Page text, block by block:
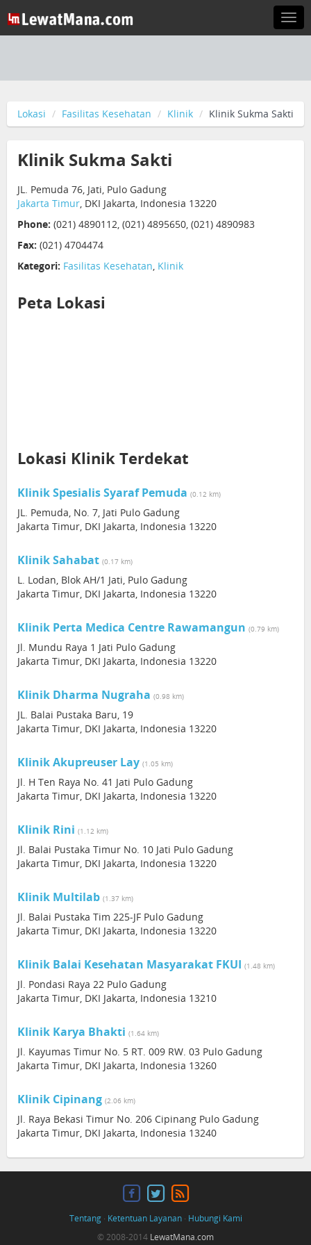
Lokasi Fasilitas Kesehatan Klinik Klinik Sukma Sakti
Klinik Sukma Sakti
JL. Pemuda 76, Jati, Pulo Gadung
Jakarta Timur, DKI Jakarta, Indonesia 13220
Phone: (021) 4890112, (021) 4895650, (021) 4890983
Fax: (021) 4704474
Kategori: Fasilitas Kesehatan, Klinik
Peta Lokasi
Lokasi Klinik Terdekat
Klinik Spesialis Syaraf Pemuda (0.12 km)
JL. Pemuda, No. 7, Jati Pulo Gadung
Jakarta Timur, DKI Jakarta, Indonesia 13220
Klinik Sahabat (0.17 km)
L. Lodan, Blok AH/1 Jati, Pulo Gadung
Jakarta Timur, DKI Jakarta, Indonesia 13220
Klinik Perta Medica Centre Rawamangun (0.79 km)
Jl. Mundu Raya 1 Jati Pulo Gadung
Jakarta Timur, DKI Jakarta, Indonesia 13220
Klinik Dharma Nugraha (0.98 km)
JL. Balai Pustaka Baru, 19
Jakarta Timur, DKI Jakarta, Indonesia 13220
Klinik Akupreuser Lay (1.05 km)
Jl. H Ten Raya No. 41 Jati Pulo Gadung
Jakarta Timur, DKI Jakarta, Indonesia 13220
Klinik Rini (1.12 km)
Jl. Balai Pustaka Timur No. 10 Jati Pulo Gadung
Jakarta Timur, DKI Jakarta, Indonesia 13220
Klinik Multilab (1.37 km)
Jl. Balai Pustaka Tim 225-JF Pulo Gadung
Jakarta Timur, DKI Jakarta, Indonesia 13220
Klinik Balai Kesehatan Masyarakat FKUI (1.48 km)
Jl. Pondasi Raya 22 Pulo Gadung
Jakarta Timur, DKI Jakarta, Indonesia 13210
Klinik Karya Bhakti (1.64 km)
Jl. Kayumas Timur No. 5 RT. 009 RW. 03 Pulo Gadung
Jakarta Timur, DKI Jakarta, Indonesia 13260
Klinik Cipinang (2.06 km)
Jl. Raya Bekasi Timur No. 206 Cipinang Pulo Gadung
Jakarta Timur, DKI Jakarta, Indonesia 13240
Tentang· Ketentuan Layanan· Hubungi Kami
© 2008-2014 LewatMana.com